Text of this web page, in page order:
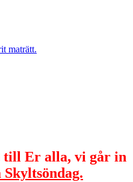
maträtt.
till Er alla, vi går in